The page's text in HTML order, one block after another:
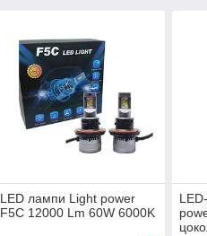
LED лампи Light power
F5C 12000 Lm 60W 6000K